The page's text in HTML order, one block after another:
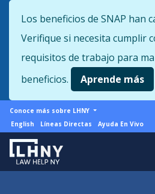
to
Los beneficios de SNAP han
Verifique si necesita cumplir
requisitos de trabajo para
beneficios.
Aprende más
More
from
LHNY
Conoce más sobre LHNY
Support
menu
English Líneas Directas Ayuda En Vivo